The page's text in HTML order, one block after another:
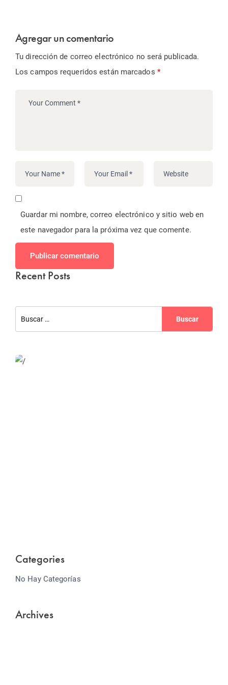
Agregar un comentario
Tu dirección de correo electrónico no será publicada.
Los campos requeridos están marcados *
Guardar mi nombre, correo electrónico y sitio web en
este navegador para la próxima vez que comente.
Publicar comentario
Recent Posts
Categories
No Hay Categorías
Archives